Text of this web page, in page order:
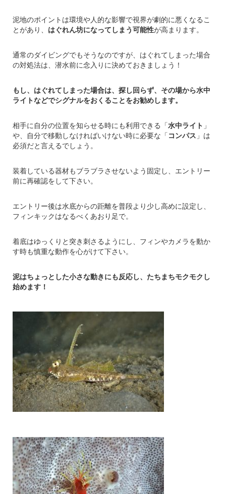
泥地のポイントは環境や人的な影響で視界が劇的に悪くなるこ
とがあり、 はぐれん坊になってしまう可能性が高まります。
通常のダイビングでもそうなのですが、はぐれてしまった場合
の対処法は、潜水前に念入りに決めておきましょう！
もし、はぐれてしまった場合は、探し回らず、その場から水中
ライトなどでシグナルをおくることをお勧めします。
相手に自分の位置を知らせる時にも利用できる「水中ライト 」
や、自分で移動しなければいけない時に必要な「コンパス 」は
必須だと言えるでしょう。
装着している器材もブラブラさせないよう固定し、エントリー
前に再確認をして下さい。
エントリー後は水底からの距離を普段より少し高めに設定し、
フィンキックはなるべくあおり足で。
着底はゆっくりと突き刺さるようにし、フィンやカメラを動か
す時も慎重な動作を心がけて下さい。
泥はちょっとした小さな動きにも反応し、たちまちモクモクし
始めます！